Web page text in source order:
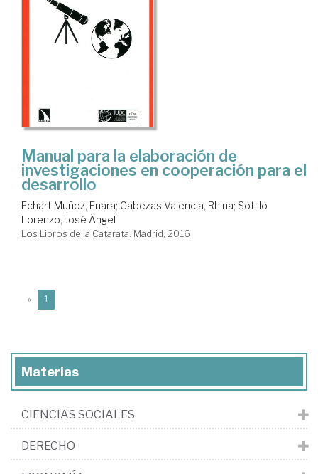
Manual para la elaboración de
investigaciones en cooperación para el
desarrollo
Echart Muñoz, Enara; Cabezas Valencia, Rhina; Sotillo
Lorenzo, José Ángel
Los Libros de la Catarata. Madrid, 2016
« 1
Materias
CIENCIAS SOCIALES
DERECHO